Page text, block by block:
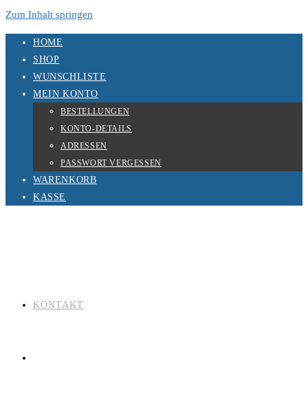
Zum Inhalt springen
HOME
SHOP
WUNSCHLISTE
MEIN KONTO
BESTELLUNGEN
KONTO-DETAILS
ADRESSEN
PASSWORT VERGESSEN
WARENKORB
KASSE
KONTAKT